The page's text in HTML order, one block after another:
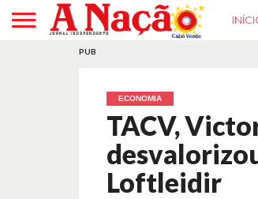
PUB
ECONOMIA
TACV,
Loftleidir